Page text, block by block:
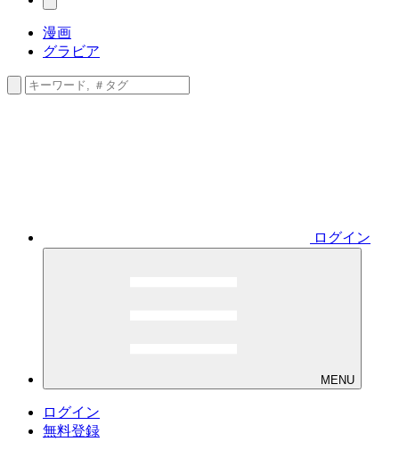
漫画
グラビア
ログイン
MENU
ログイン
無料登録